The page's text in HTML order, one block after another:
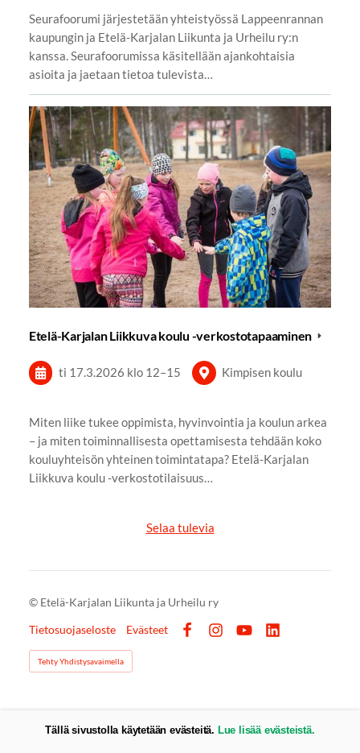
Seurafoorumi järjestetään yhteistyössä Lappeenrannan
kaupungin ja Etelä-Karjalan Liikunta ja Urheilu ry:n
kanssa. Seurafoorumissa käsitellään ajankohtaisia
asioita ja jaetaan tietoa tulevista…
Etelä-Karjalan Liikkuva koulu -verkostotapaaminen
ti 17.3.2026 klo 12–15 Kimpisen koulu
Miten liike tukee oppimista, hyvinvointia ja koulun arkea
– ja miten toiminnallisesta opettamisesta tehdään koko
kouluyhteisön yhteinen toimintatapa? Etelä-Karjalan
Liikkuva koulu -verkostotilaisuus…
Selaa tulevia
© Etelä-Karjalan Liikunta ja Urheilu ry
Tietosuojaseloste
Evästeet
Tehty Yhdistysavaimella
Tällä sivustolla käytetään evästeitä. Lue lisää evästeistä.